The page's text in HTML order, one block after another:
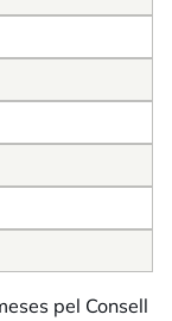
pel Consell